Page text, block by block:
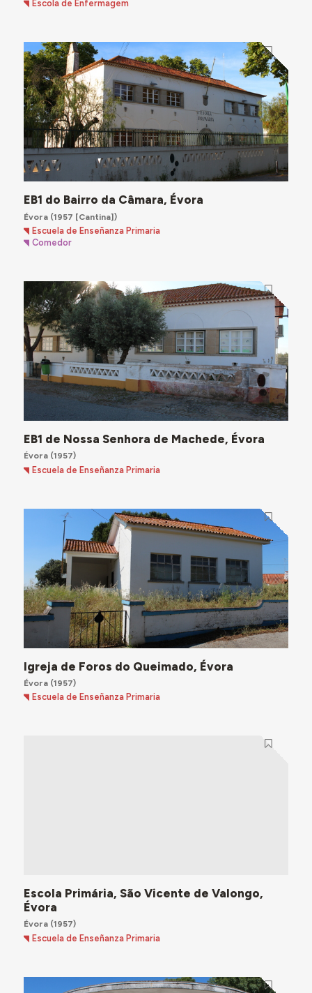
Escola de Enfermagem
EB1 do Bairro da Câmara, Évora
Évora(1957 [Cantina])
Escuela de Enseñanza Primaria
Comedor
EB1 de Nossa Senhora de Machede, Évora
Évora(1957)
Escuela de Enseñanza Primaria
Igreja de Foros do Queimado, Évora
Évora(1957)
Escuela de Enseñanza Primaria
Escola Primária, São Vicente de Valongo,
Évora
Évora(1957)
Escuela de Enseñanza Primaria